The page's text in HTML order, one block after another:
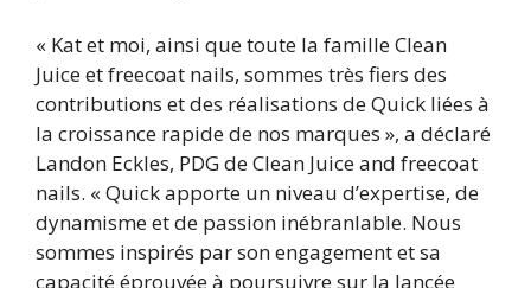
« Kat et moi, ainsi que toute la famille Clean
Juice et freecoat nails, sommes très fiers des
contributions et des réalisations de Quick liées à
la croissance rapide de nos marques », a déclaré
Landon Eckles, PDG de Clean Juice and freecoat
nails. « Quick apporte un niveau d’expertise, de
dynamisme et de passion inébranlable. Nous
sommes inspirés par son engagement et sa
capacité éprouvée à poursuivre sur la lancée